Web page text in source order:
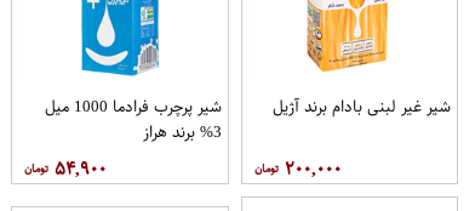
شیر غیر لبنی بادام برند آژیل
۲۰۰,۰۰۰
شیر پرچرب فرادما 1000 میل
3% برند هراز
۵۴,۹۰۰